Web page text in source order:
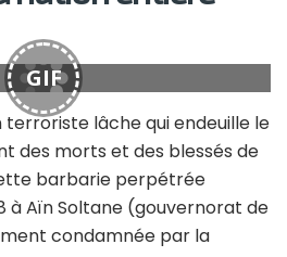
GIF
lâche qui endeuille le
des morts et des blessés de
barbarie perpétrée
à Aïn Soltane (gouvernorat de
condamnée par la